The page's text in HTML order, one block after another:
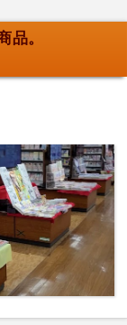
品。